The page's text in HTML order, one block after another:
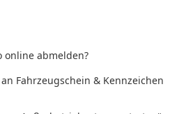
online abmelden?
Fahrzeugschein & Kennzeichen